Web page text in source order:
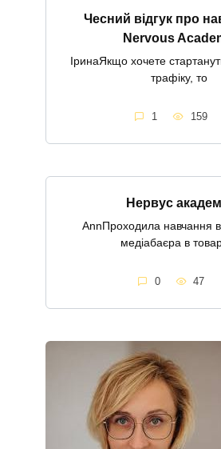
Чесний відгук про
Nervous
ІринаЯкщо хочете
трафіку, то
1 159
Нервус
AnnПроходила навчання
медіабаєра в
0 47